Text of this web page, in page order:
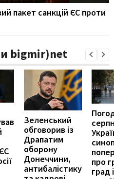
пакет санкцій ЄС проти
bigmir)net
Зеленський
обговорив із
Драпатим
оборону
Донеччини,
антибалістику
про
град